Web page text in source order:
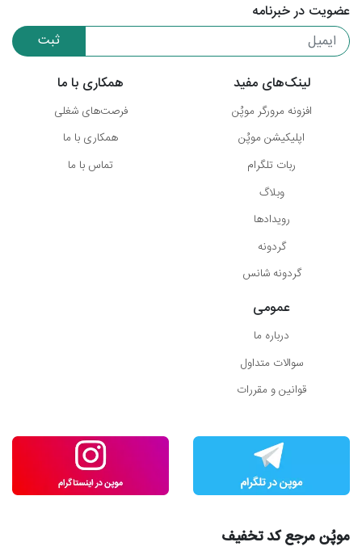
عضویت در خبرنامه
ثبت
لینک‌های مفید
افزونه مرورگر موپُن
اپلیکیشن موپُن
ربات تلگرام
وبلاگ
رویدادها
گردونه
گردونه شانس
همکاری با ما
فرصت‌های شغلی
همکاری با ما
تماس با ما
عمومی
درباره ما
سوالات متداول
قوانین و مقررات
موپُن مرجع کد تخفیف